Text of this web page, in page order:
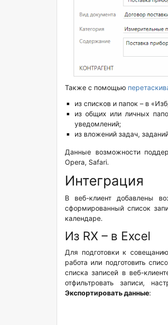
Также с помощью
из списков и папок – в
из общих или личных
уведомлений;
из вложений задач,
Данные возможности
Opera, Safari.
Интеграция
В веб-клиент добавлены
сформированный список
календаре.
Из RX – в Excel
Для подготовки к
работа или подготовить
списка записей в веб-
отфильтровать записи,
Экспортировать данные: